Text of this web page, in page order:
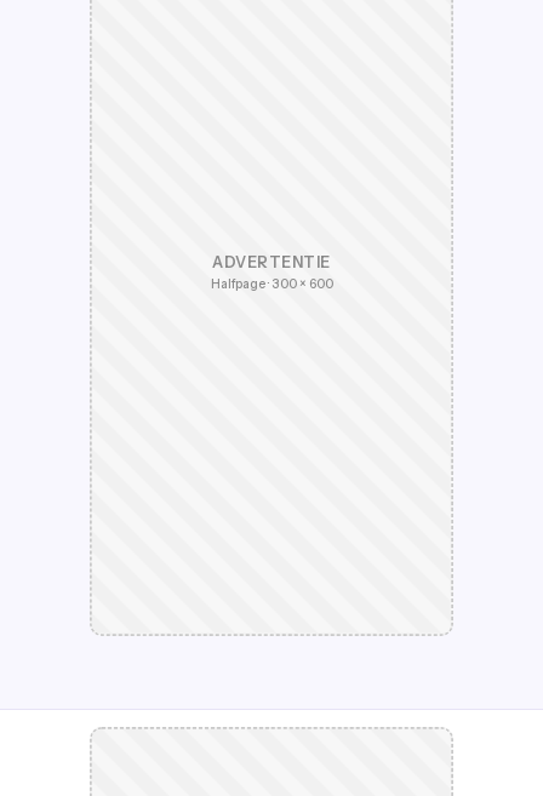
ADVERTENTIE
Halfpage · 300 × 600